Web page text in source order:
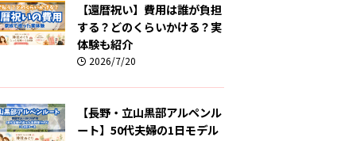
【還暦祝い】費用は誰が負担
する？どのくらいかける？実
体験も紹介
2026/7/20
【長野・立山黒部アルペンル
ート】50代夫婦の1日モデル